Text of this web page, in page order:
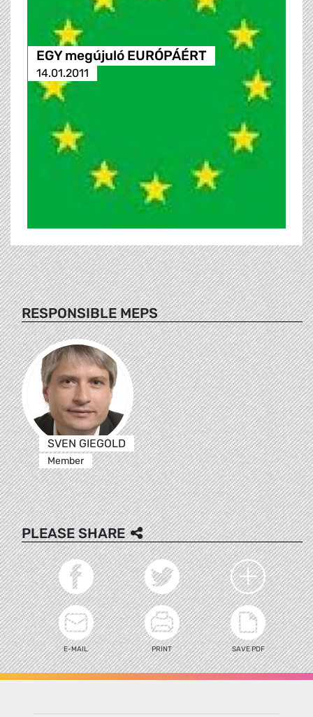
EGY megújuló EURÓPÁÉRT
14.01.2011
RESPONSIBLE MEPS
SVEN GIEGOLD
Member
PLEASE SHARE
E-MAIL PRINT SAVE PDF